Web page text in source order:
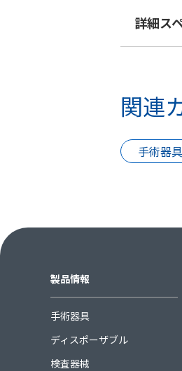
詳細ス
関連
手術器具
製品情報
手術器具
ディスポーザブル
検査器械